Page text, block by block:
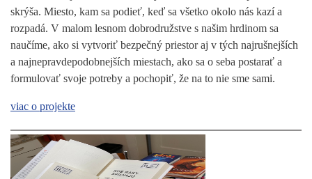
skrýša. Miesto, kam sa podieť, keď sa všetko okolo nás kazí a
rozpadá. V malom lesnom dobrodružstve s našim hrdinom sa
naučíme, ako si vytvoriť bezpečný priestor aj v tých najrušnejších
a najnepravdepodobnejších miestach, ako sa o seba postarať a
formulovať svoje potreby a pochopiť, že na to nie sme sami.
viac o projekte